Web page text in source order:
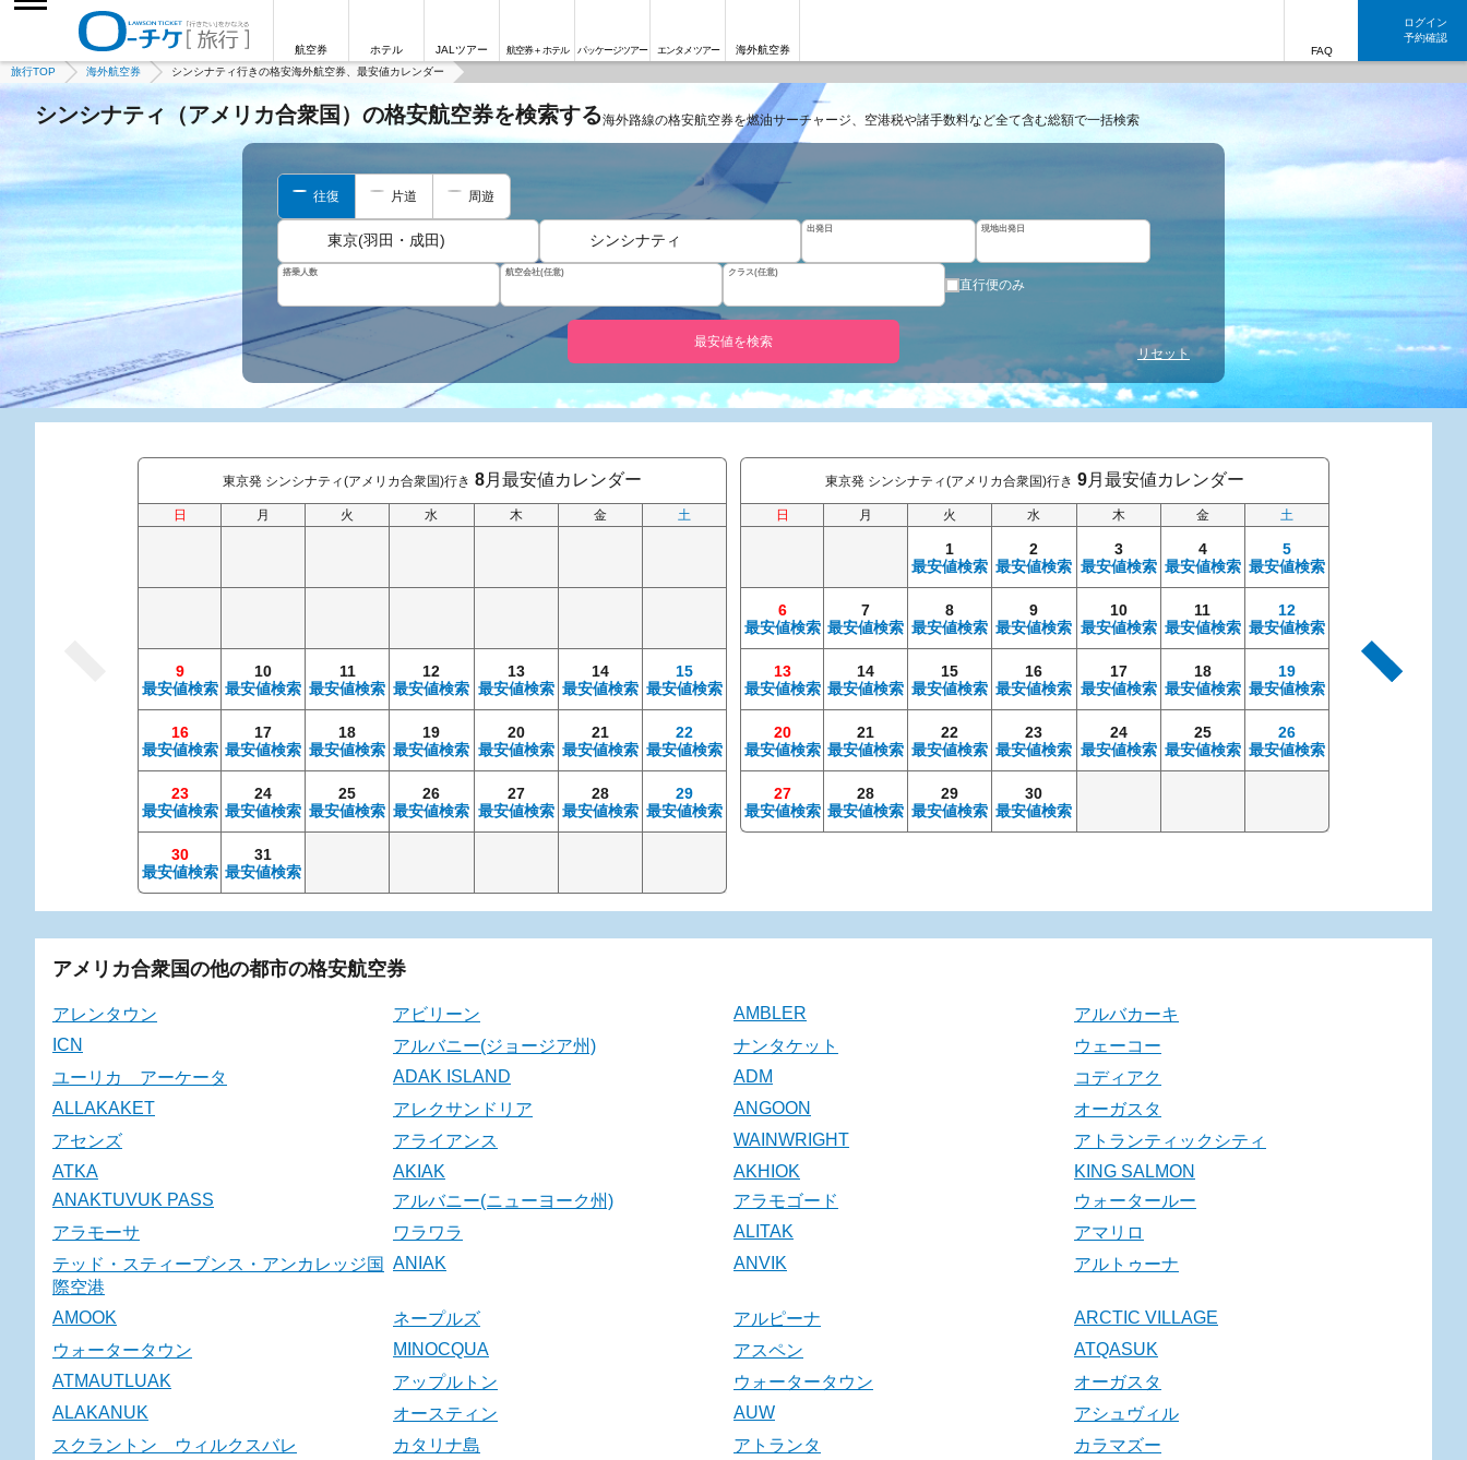
航空券 ホテル JALツアー 航空券＋ホテル パッケージツアー エンタメツアー 海外航空券 FAQ
ログイン
予約確認
旅行TOP 海外航空券 シンシナティ行きの格安海外航空券、最安値カレンダー
シンシナティ（アメリカ合衆国）の格安航空券を検索する海外路線の格安航空券を燃油サーチャージ、空港税や諸手数料など全て含む総額で一括検索
往復 片道 周遊
東京(羽田・成田) シンシナティ
出発日 現地出発日
搭乗人数 航空会社(任意) クラス(任意)
直行便のみ
最安値を検索
リセット
東京発 シンシナティ(アメリカ合衆国)行き 8月最安値カレンダー
日 月 火 水 木 金 土
9
最安値検索
10
最安値検索
11
最安値検索
12
最安値検索
13
最安値検索
14
最安値検索
15
最安値検索
16
最安値検索
17
最安値検索
18
最安値検索
19
最安値検索
20
最安値検索
21
最安値検索
22
最安値検索
23
最安値検索
24
最安値検索
25
最安値検索
26
最安値検索
27
最安値検索
28
最安値検索
29
最安値検索
30
最安値検索
31
最安値検索
東京発 シンシナティ(アメリカ合衆国)行き 9月最安値カレンダー
日 月 火 水 木 金 土
1
最安値検索
2
最安値検索
3
最安値検索
4
最安値検索
5
最安値検索
6
最安値検索
7
最安値検索
8
最安値検索
9
最安値検索
10
最安値検索
11
最安値検索
12
最安値検索
13
最安値検索
14
最安値検索
15
最安値検索
16
最安値検索
17
最安値検索
18
最安値検索
19
最安値検索
20
最安値検索
21
最安値検索
22
最安値検索
23
最安値検索
24
最安値検索
25
最安値検索
26
最安値検索
27
最安値検索
28
最安値検索
29
最安値検索
30
最安値検索
11
最安値検索
アメリカ合衆国の他の都市の格安航空券
アレンタウン アビリーン AMBLER
アルバカーキ
ICN
アルバニー(ジョージア州) ナンタケット
ウェーコー
ユーリカ アーケータ
ADAK ISLAND ADM
コディアク
ALLAKAKET
アレクサンドリア ANGOON
オーガスタ
アセンズ
アライアンス WAINWRIGHT
アトランティックシティ
ATKA
AKIAK AKHIOK
KING SALMON
ANAKTUVUK PASS
アルバニー(ニューヨーク州) アラモゴード
ウォータールー
アラモーサ
ワラワラ ALITAK
アマリロ
テッド・スティーブンス・アンカレッジ国
際空港
ANIAK ANVIK アルトゥーナ
AMOOK ネープルズ アルピーナ
ARCTIC VILLAGE
ウォータータウン
MINOCQUA アスペン
ATQASUK
ATMAUTLUAK
アップルトン ウォータータウン
オーガスタ
ALAKANUK
オースティン AUW
アシュヴィル
スクラントン ウィルクスバレ
カタリナ島 アトランタ
カラマズー